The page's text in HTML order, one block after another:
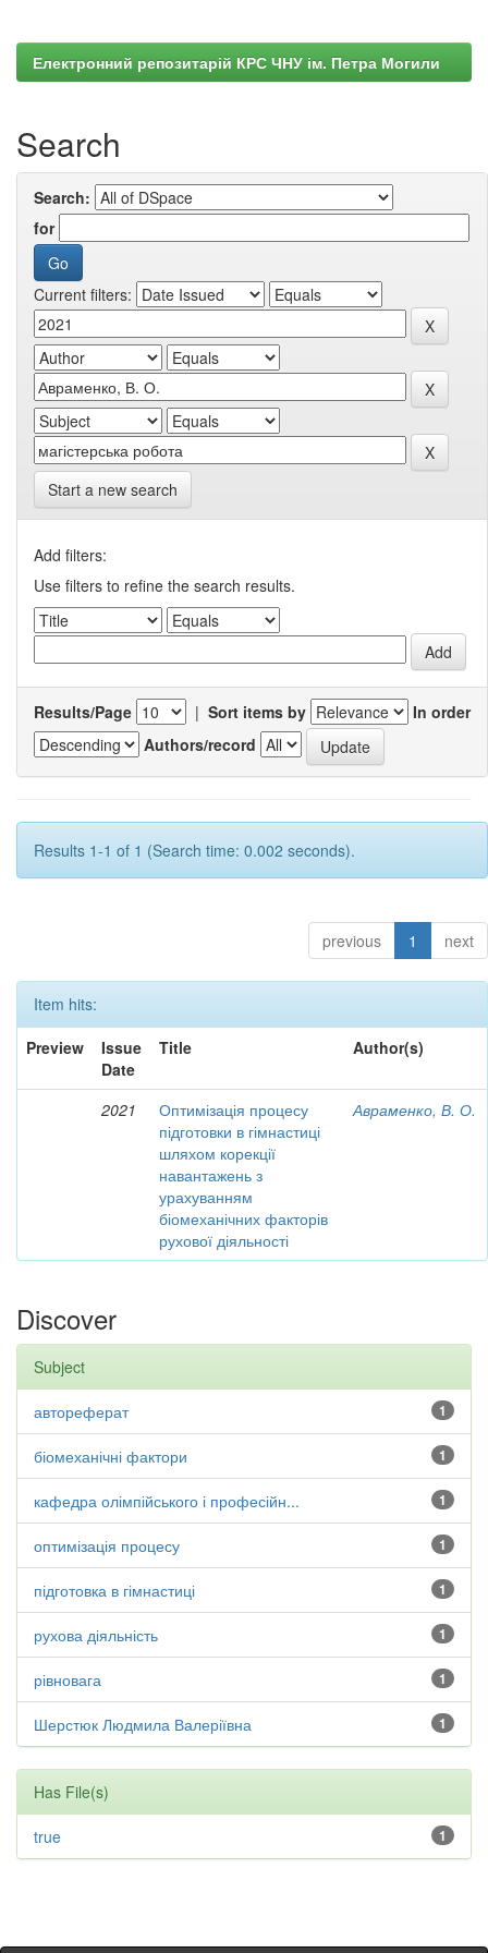
Електронний репозитарій КРС ЧНУ ім. Петра Могили
Search
Search:
for
Current filters:
Start a new search
Add filters:
Use filters to refine the search results.
Results/Page | Sort items by
In order
Authors/record
Results 1-1 of 1 (Search time: 0.002 seconds).
previous 1 next
Item hits:
Preview
Issue
Date
Title Author(s)
2021
Оптимізація процесу
підготовки в гімнастиці
шляхом корекції
навантажень з
урахуванням
біомеханічних факторів
рухової діяльності
Авраменко, В. О.
Discover
Subject
1
автореферат
1
біомеханічні фактори
1
кафедра олімпійського і професійн...
1
оптимізація процесу
1
підготовка в гімнастиці
1
рухова діяльність
1
рівновага
1
Шерстюк Людмила Валеріївна
Has File(s)
1
true